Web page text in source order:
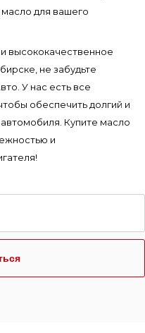
для вашего
высококачественное
не забудьте
У нас есть все
обеспечить долгий и
Купите масло
и